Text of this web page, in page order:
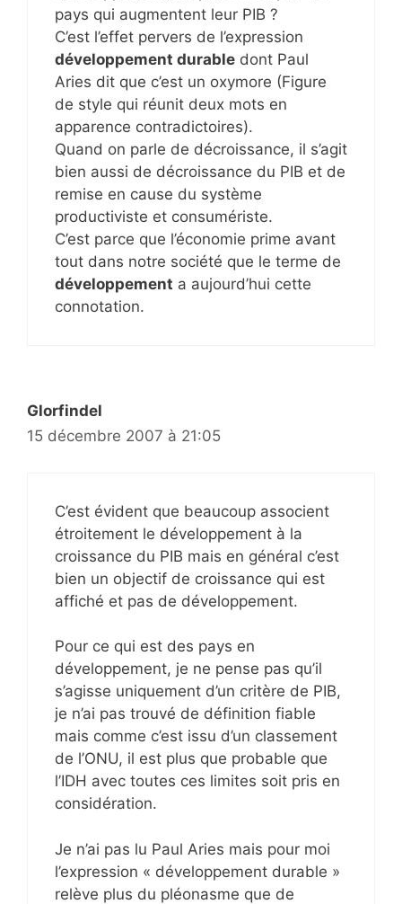
pays qui augmentent leur PIB ?
C’est l’effet pervers de l’expression
développement durable dont Paul
Aries dit que c’est un oxymore (Figure
de style qui réunit deux mots en
apparence contradictoires).
Quand on parle de décroissance, il s’agit
bien aussi de décroissance du PIB et de
remise en cause du système
productiviste et consumériste.
C’est parce que l’économie prime avant
tout dans notre société que le terme de
développement a aujourd’hui cette
connotation.
Glorfindel
15 décembre 2007 à 21:05
C’est évident que beaucoup associent
étroitement le développement à la
croissance du PIB mais en général c’est
bien un objectif de croissance qui est
affiché et pas de développement.
Pour ce qui est des pays en
développement, je ne pense pas qu’il
s’agisse uniquement d’un critère de PIB,
je n’ai pas trouvé de définition fiable
mais comme c’est issu d’un classement
de l’ONU, il est plus que probable que
l’IDH avec toutes ces limites soit pris en
considération.
Je n’ai pas lu Paul Aries mais pour moi
l’expression « développement durable »
relève plus du pléonasme que de